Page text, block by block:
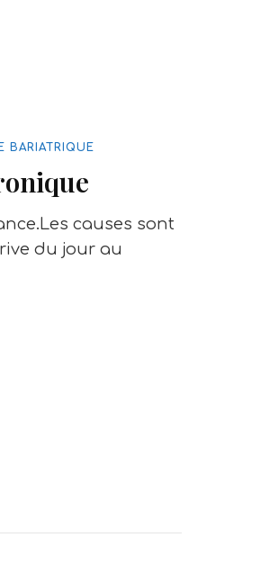
BARIATRIQUE
causes sont
du jour au